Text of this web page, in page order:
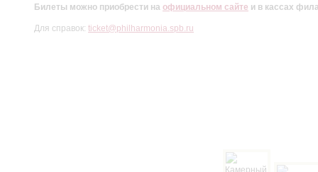
Билеты можно приобрести на официальном сайте и в кассах
Для справок: ticket@philharmonia.spb.ru